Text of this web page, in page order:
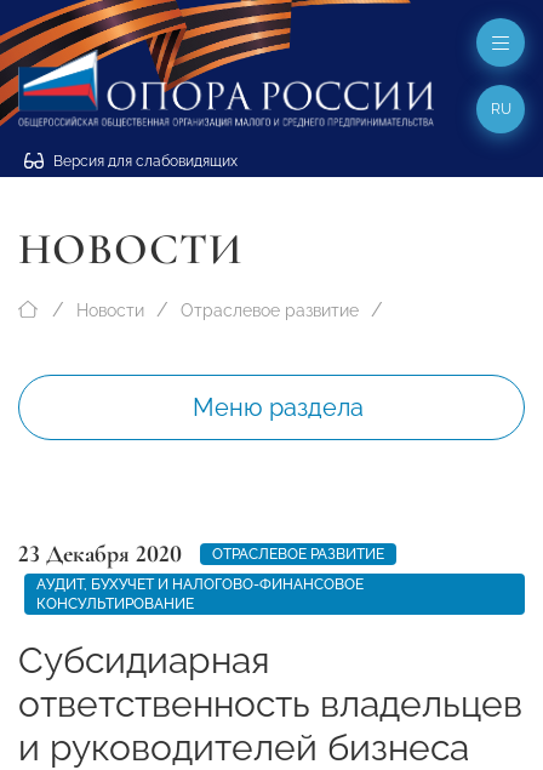
Версия для слабовидящих
RU
НОВОСТИ
Новости Отраслевое развитие
Меню раздела
23 Декабря 2020
ОТРАСЛЕВОЕ РАЗВИТИЕ
АУДИТ, БУХУЧЕТ И НАЛОГОВО-ФИНАНСОВОЕ
КОНСУЛЬТИРОВАНИЕ
Субсидиарная
ответственность владельцев
и руководителей бизнеса